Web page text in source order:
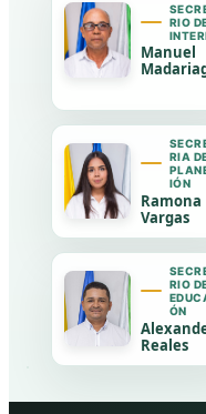
RIO
Manuel
RIA
IÓN
Ramona
Vargas
RIO
ÓN
Reales